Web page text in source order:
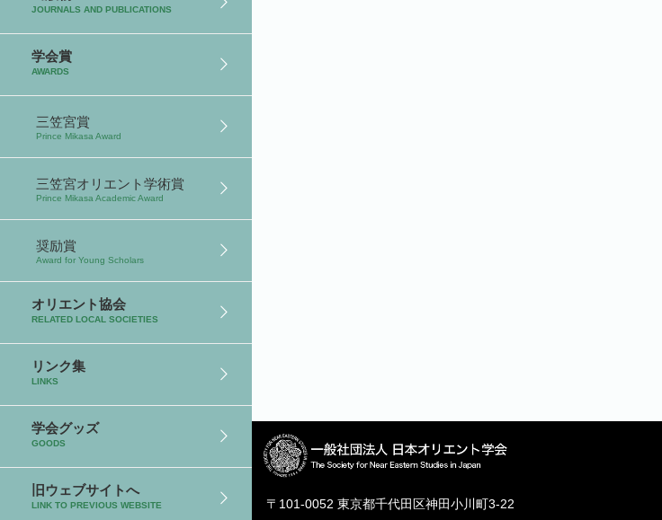
JOURNALS AND PUBLICATIONS
学会賞
AWARDS
三笠宮賞
Prince Mikasa Award
三笠宮オリエント学術賞
Prince Mikasa Academic Award
奨励賞
Award for Young Scholars
オリエント協会
RELATED LOCAL SOCIETIES
リンク集
LINKS
学会グッズ
GOODS
旧ウェブサイトへ
LINK TO PREVIOUS WEBSITE
〒101-0052 東京都千代田区神田小川町3-22